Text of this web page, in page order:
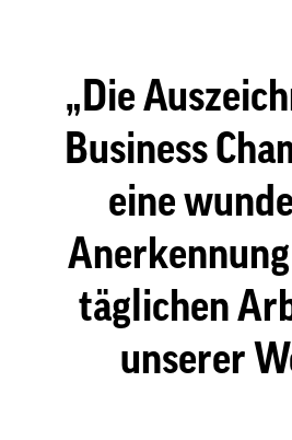
Die
Business
eine
täglichen
unserer